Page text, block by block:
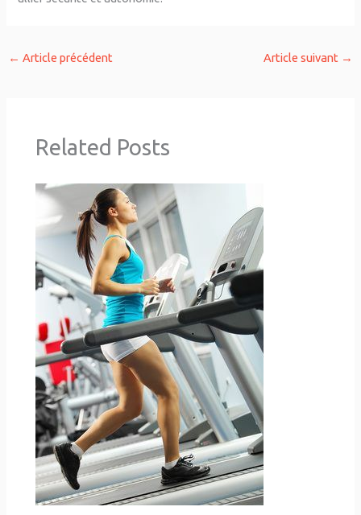
← Article précédent Article suivant →
Related Posts